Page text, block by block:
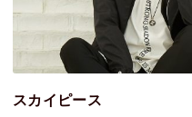
スカイピース